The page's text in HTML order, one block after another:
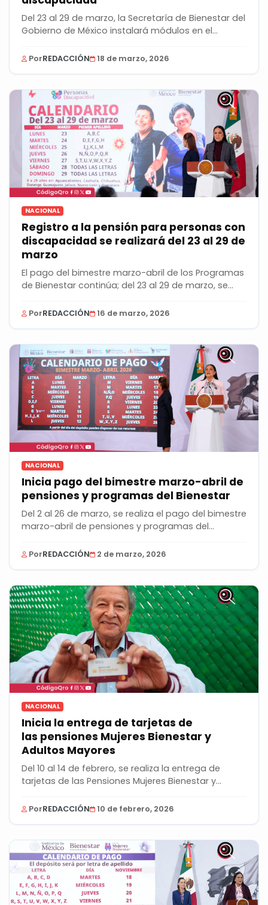
Del 23 al 29 de marzo, la Secretaría de Bienestar del
Gobierno de México instalará módulos en el...
PorREDACCIÓN 18 de marzo, 2026
NACIONAL
Registro a la pensión para personas con
discapacidad se realizará del 23 al 29 de
marzo
El pago del bimestre marzo-abril de los Programas
de Bienestar continúa; del 23 al 29 de marzo, se...
PorREDACCIÓN 16 de marzo, 2026
NACIONAL
Inicia pago del bimestre marzo-abril de
pensiones y programas del Bienestar
Del 2 al 26 de marzo, se realiza el pago del bimestre
marzo-abril de pensiones y programas del...
PorREDACCIÓN 2 de marzo, 2026
NACIONAL
Inicia la entrega de tarjetas de
las pensiones Mujeres Bienestar y
Adultos Mayores
Del 10 al 14 de febrero, se realiza la entrega de
tarjetas de las Pensiones Mujeres Bienestar y...
PorREDACCIÓN 10 de febrero, 2026